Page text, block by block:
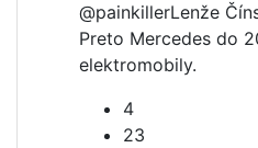
@painkillerLenže
Preto Mercedes do
elektromobily.
4
23